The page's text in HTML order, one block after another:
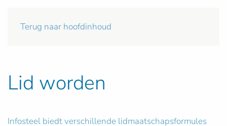
Terug naar hoofdinhoud
Lid worden
Infosteel biedt verschillende lidmaatschapsformules